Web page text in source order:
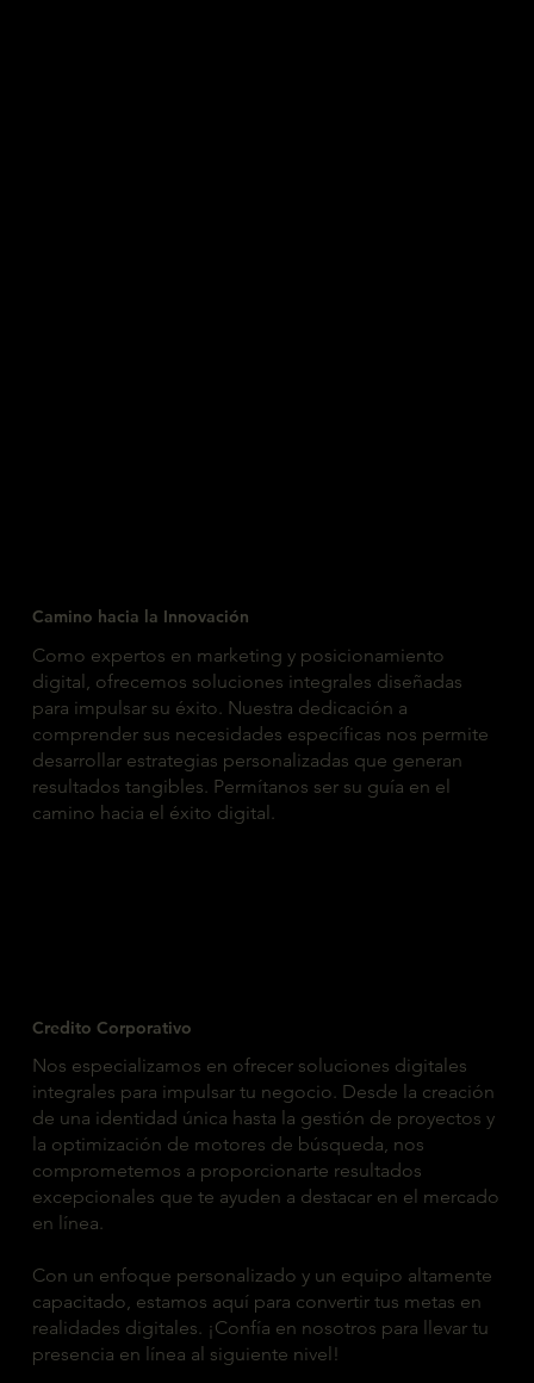
Camino hacia la Innovación
Como expertos en marketing y posicionamiento
digital, ofrecemos soluciones integrales diseñadas
para impulsar su éxito. Nuestra dedicación a
comprender sus necesidades específicas nos permite
desarrollar estrategias personalizadas que generan
resultados tangibles. Permítanos ser su guía en el
camino hacia el éxito digital.
Credito Corporativo
Nos especializamos en ofrecer soluciones digitales
integrales para impulsar tu negocio. Desde la creación
de una identidad única hasta la gestión de proyectos y
la optimización de motores de búsqueda, nos
comprometemos a proporcionarte resultados
excepcionales que te ayuden a destacar en el mercado
en línea.
Con un enfoque personalizado y un equipo altamente
capacitado, estamos aquí para convertir tus metas en
realidades digitales. ¡Confía en nosotros para llevar tu
presencia en línea al siguiente nivel!